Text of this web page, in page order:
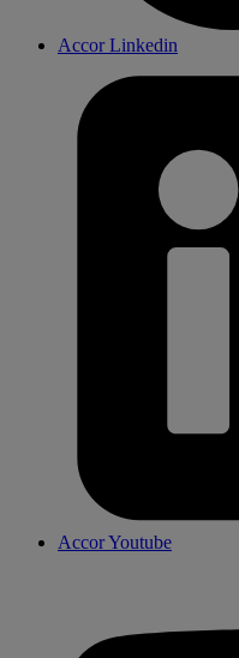
Accor Linkedin
Accor Youtube